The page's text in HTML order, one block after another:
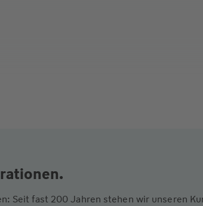
Seit fast 200 Jahren stehen wir unseren